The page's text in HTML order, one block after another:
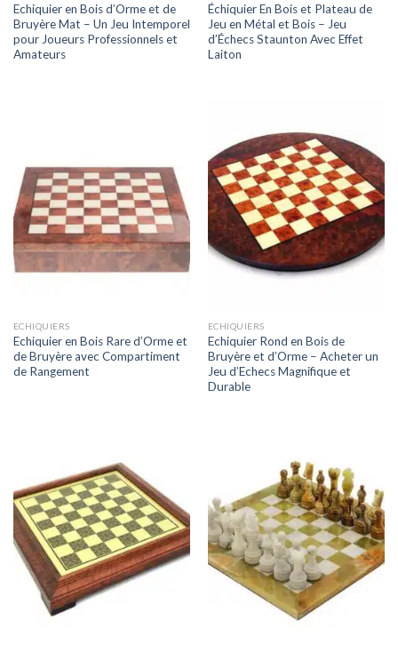
Echiquier en Bois d’Orme et de
Bruyère Mat – Un Jeu Intemporel
pour Joueurs Professionnels et
Amateurs
Échiquier En Bois et Plateau de
Jeu en Métal et Bois – Jeu
d’Échecs Staunton Avec Effet
Laiton
ECHIQUIERS
Echiquier en Bois Rare d’Orme et
de Bruyère avec Compartiment
de Rangement
ECHIQUIERS
Echiquier Rond en Bois de
Bruyère et d’Orme – Acheter un
Jeu d’Echecs Magnifique et
Durable